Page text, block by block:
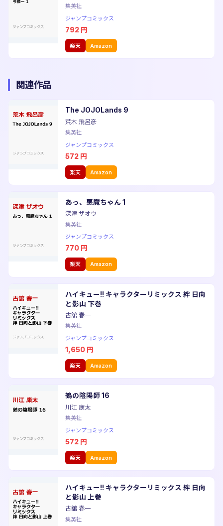
集英社
ジャンプコミックス
792 円
楽天 Amazon
関連作品
The JOJOLands 9
荒木 飛呂彦
集英社
ジャンプコミックス
572 円
楽天 Amazon
あっ、悪魔ちゃん 1
深津 ザオウ
集英社
ジャンプコミックス
770 円
楽天 Amazon
ハイキュー!! キャラクターリミックス 絆 日向
と影山 下巻
古舘 春一
集英社
ジャンプコミックス
1,650 円
楽天 Amazon
鵺の陰陽師 16
川江 康太
集英社
ジャンプコミックス
572 円
楽天 Amazon
ハイキュー!! キャラクターリミックス 絆 日向
と影山 上巻
古舘 春一
集英社